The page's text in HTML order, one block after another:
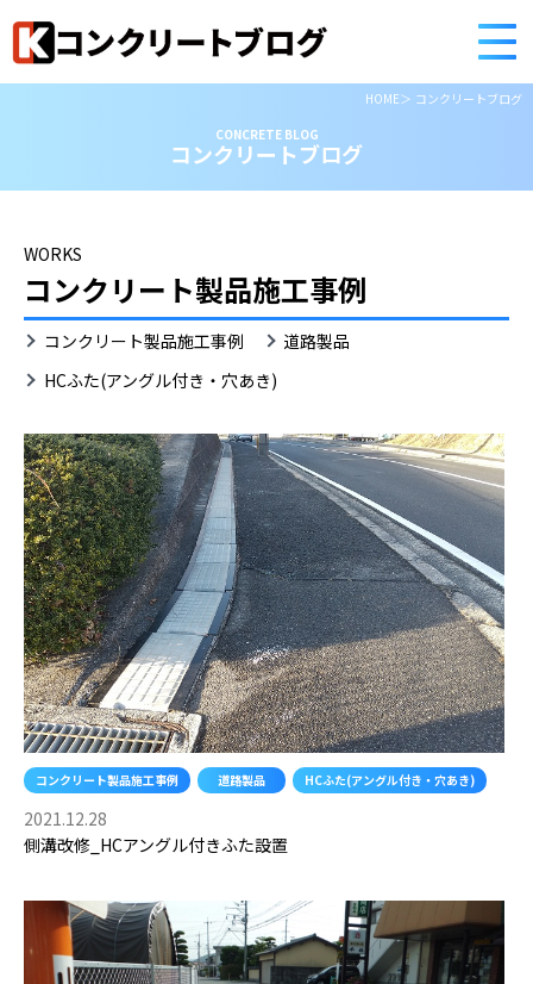
CONCRETE BLOG
コンクリートブログ
HOME コンクリートブログ
WORKS
コンクリート製品施工事例
HC
ふ
た
ン
グ
ル
付
き・
穴
あ
き)
コンクリート製品施工事例
道路製品
HCふた(アングル付き・穴あき)
コンクリート製品施工事例 道路製品 HCふた(アングル付き・穴あき)
2021.12.28
側溝改修_HCアングル付きふた設置